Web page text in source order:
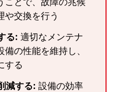
ことで、故障の兆候
や交換を行う
る: 適切なメンテナ
の性能を維持し、
する
減する: 設備の効率